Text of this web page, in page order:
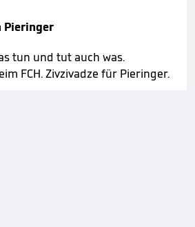
Pieringer
tun und tut auch was.
FCH. Zivzivadze für Pieringer.